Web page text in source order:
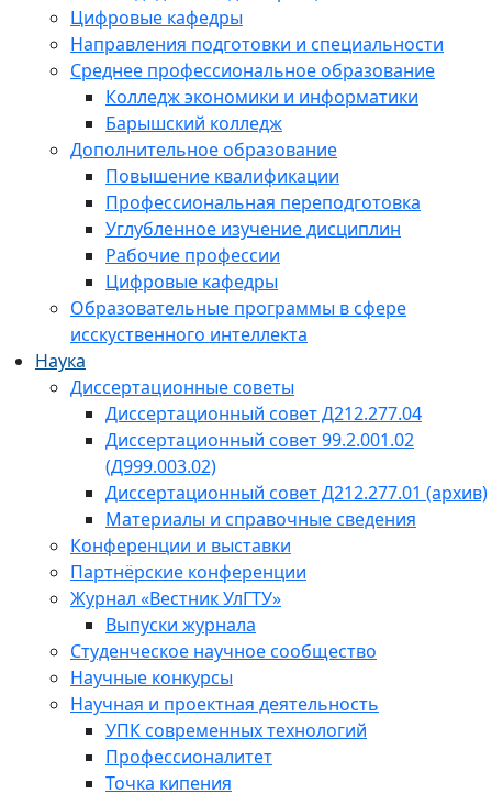
Цифровые кафедры
Направления подготовки и специальности
Среднее профессиональное образование
Колледж экономики и информатики
Барышский колледж
Дополнительное образование
Повышение квалификации
Профессиональная переподготовка
Углубленное изучение дисциплин
Рабочие профессии
Цифровые кафедры
Образовательные программы в сфере
исскуственного интеллекта
Наука
Диссертационные советы
Диссертационный совет Д212.277.04
Диссертационный совет 99.2.001.02
(Д999.003.02)
Диссертационный совет Д212.277.01 (архив)
Материалы и справочные сведения
Конференции и выставки
Партнёрские конференции
Журнал «Вестник УлГТУ»
Выпуски журнала
Студенческое научное сообщество
Научные конкурсы
Научная и проектная деятельность
УПК современных технологий
Профессионалитет
Точка кипения